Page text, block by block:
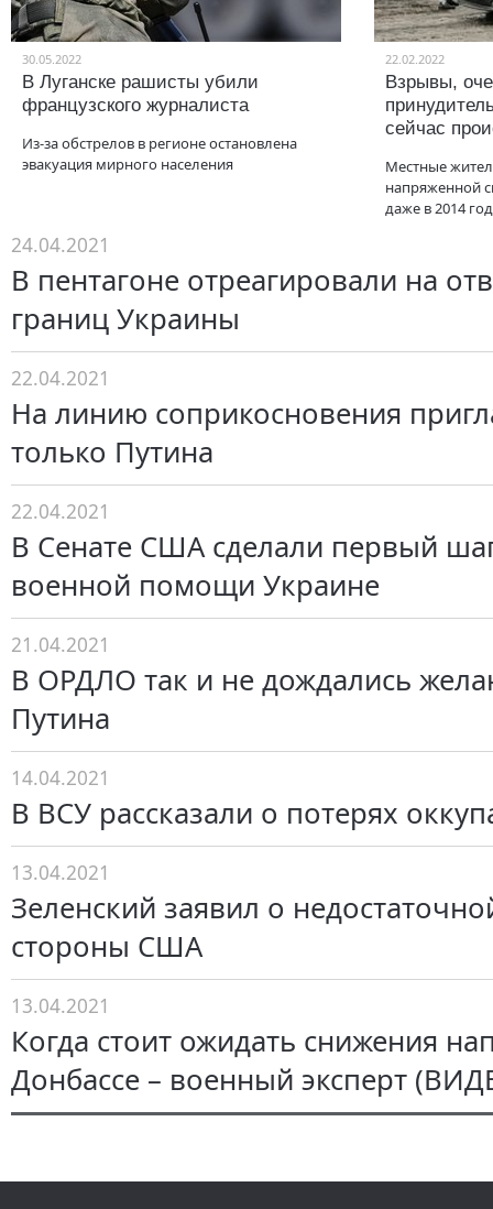
30.05.2022
В Луганске рашисты убили
французского журналиста
Из-за обстрелов в регионе остановлена
эвакуация мирного населения
22.02.2022
Взрывы,
сейчас
Местные
напряженной
даже в 2014
24.04.2021
В пентагоне отреагировали на
границ Украины
22.04.2021
На линию соприкосновения
только Путина
22.04.2021
В Сенате США сделали первый
военной помощи Украине
21.04.2021
В ОРДЛО так и не дождались
Путина
14.04.2021
В ВСУ рассказали о потерях
13.04.2021
Зеленский заявил о
стороны США
13.04.2021
Когда стоит ожидать снижения
Донбассе – военный эксперт